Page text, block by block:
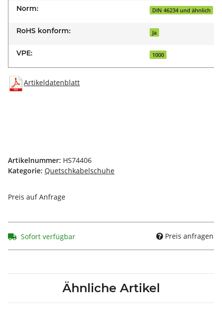
Norm: DIN 46234 und ähnlich
RoHS konform: Ja
VPE: 1000
Artikeldatenblatt
Artikelnummer: HS74406
Kategorie: Quetschkabelschuhe
Preis auf Anfrage
Sofort verfügbar Preis anfragen
Ähnliche Artikel